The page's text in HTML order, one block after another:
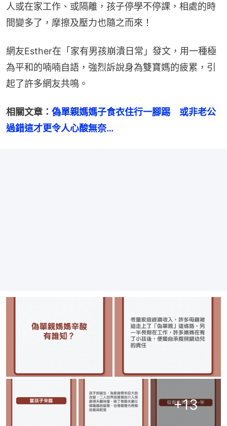
人或在家工作、或隔離，孩子停學不停課，相處的時
間變多了，摩擦及壓力也隨之而來！
網友Esther在「家有男孩崩潰日常」發文，用一種極
為平和的喃喃自語，強烈訴說身為雙寶媽的疲累，引
起了許多網友共鳴。
相關文章： 偽單親媽媽子食衣住行一腳踢　或非老公
過錯這才更令人心酸無奈…
+13